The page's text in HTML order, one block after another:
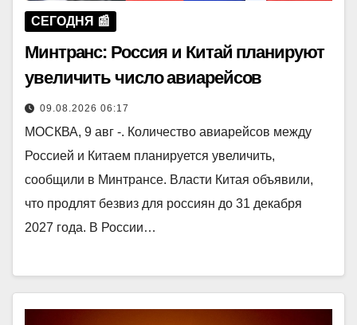
СЕГОДНЯ 📰
Минтранс: Россия и Китай планируют
увеличить число авиарейсов
09.08.2026 06:17
МОСКВА, 9 авг -. Количество авиарейсов между
Россией и Китаем планируется увеличить,
сообщили в Минтрансе. Власти Китая объявили,
что продлят безвиз для россиян до 31 декабря
2027 года. В России…